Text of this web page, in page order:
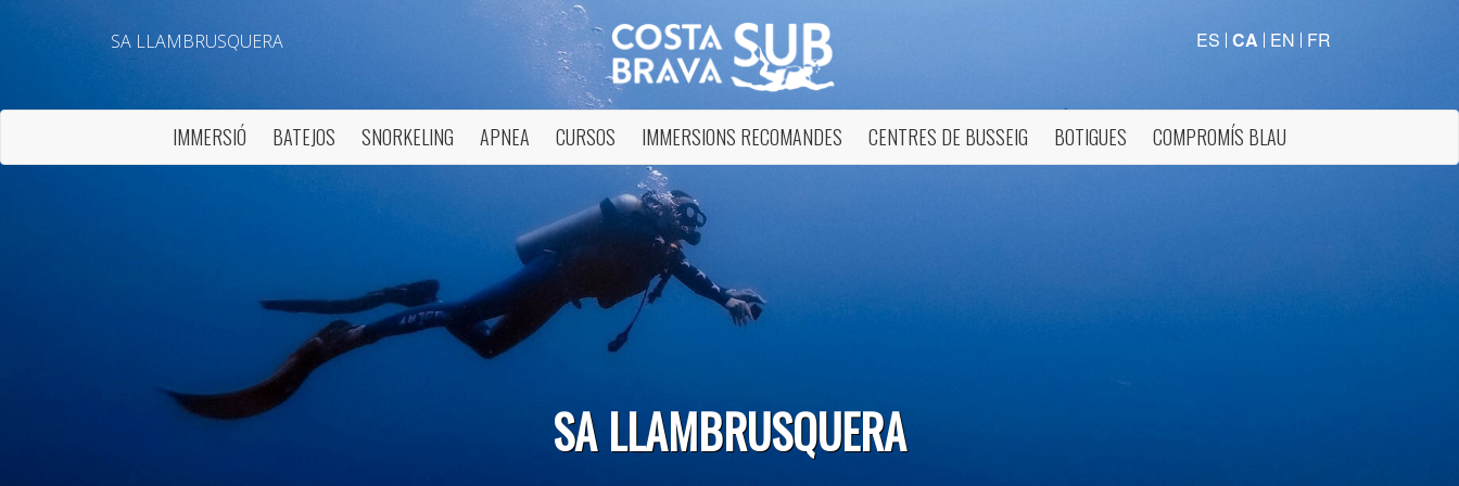
SA LLAMBRUSQUERA ES CA EN FR
IMMERSIÓ BATEJOS SNORKELING APNEA CURSOS IMMERSIONS RECOMANDES CENTRES DE BUSSEIG BOTIGUES COMPROMÍS BLAU
SA LLAMBRUSQUERA
Modificar cookies
Aquest lloc web utilitza cookies pròpies per recopilar informació amb la finalitat de
millorar els nostres serveis. Si continua navegant, suposa l'acceptació de la instal·lació
de les mateixes. L'usuari té la possibilitat de configurar el navegador podent, si així ho